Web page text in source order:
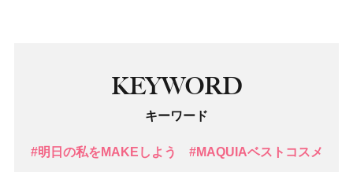
KEYWORD
キーワード
#明日の私をMAKEしよう #MAQUIAベストコスメ